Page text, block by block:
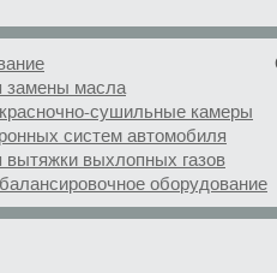
замены масла
сушильные камеры
систем автомобиля
выхлопных газов
оборудование